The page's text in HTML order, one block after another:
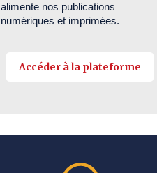
alimente nos publications
numériques et imprimées.
Accéder à la plateforme